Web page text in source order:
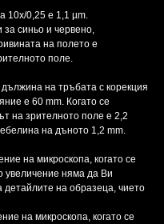
10х/0,25 е 1,1 µm.
синьо и червено,
на полето е
поле.
на тръбата с корекция
е 60 mm. Когато се
на зрителното поле е 2,2
на дъното 1,2 mm.
на микроскопа, когато се
увеличение няма да Ви
детайлите на образеца, чието
на микроскопа, когато се